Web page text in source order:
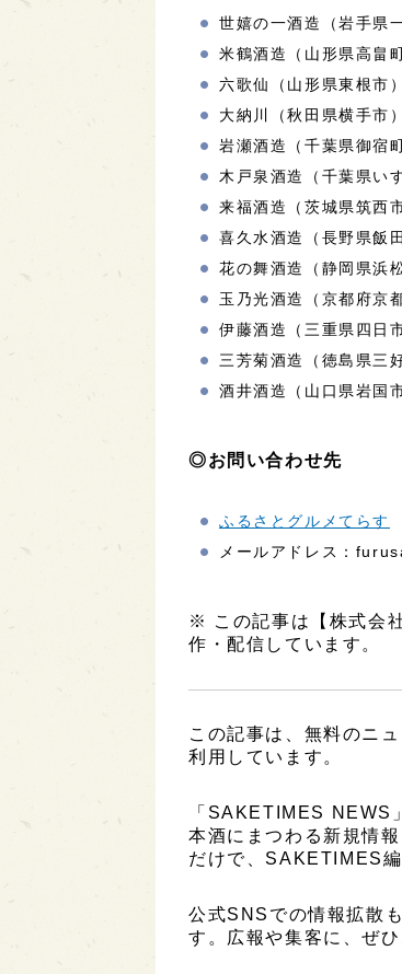
世嬉の一酒造（岩手県
米鶴酒造（山形県高畠町
六歌仙（山形県東根市）
大納川（秋田県横手市）
岩瀬酒造（千葉県御宿町
木戸泉酒造（千葉県い
来福酒造（茨城県筑西市
喜久水酒造（長野県飯
花の舞酒造（静岡県浜
玉乃光酒造（京都府京
伊藤酒造（三重県四日
三芳菊酒造（徳島県三
酒井酒造（山口県岩国市
◎お問い合わせ先
ふるさとグルメてらす
メールアドレス：
※ この記事は【株式会
作・配信しています。
この記事は、無料のニ
利用しています。
「SAKETIMES NEWS
本酒にまつわる新規情
だけで、SAKETIMES
公式SNSでの情報拡散
す。広報や集客に、ぜ